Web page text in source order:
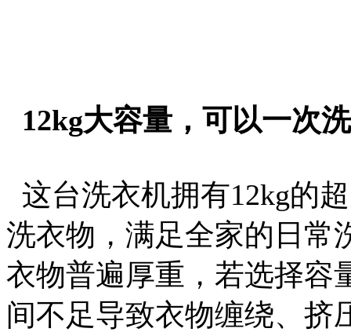
12kg大容量，可以一次
这台洗衣机拥有12kg的
洗衣物，满足全家的日常
衣物普遍厚重，若选择容
间不足导致衣物缠绕、挤